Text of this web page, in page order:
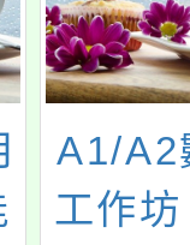
A1/A2
工作